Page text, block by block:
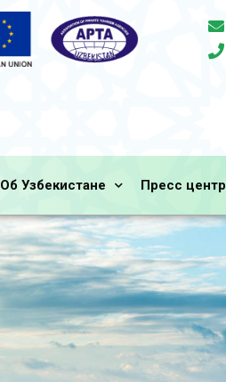
Об Узбекистане Пресс центр